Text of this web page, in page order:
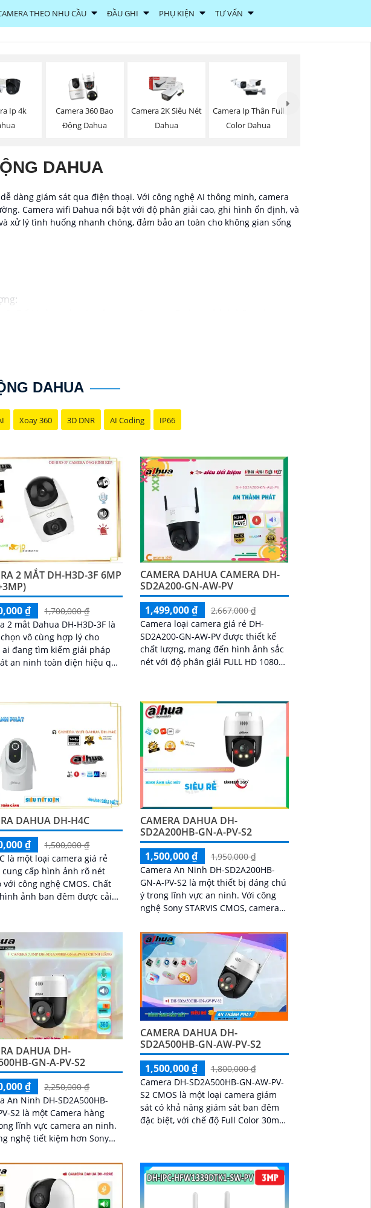
THEO NHU CẦU ĐẦU GHI PHỤ KIỆN TƯ VẤN
Ip 4k
Camera 360 Bao
Động Dahua
Camera 2K Siêu Nét
Dahua
Camera Ip Thân Full
Color Dahua
DAHUA
dàng giám sát qua điện thoại. Với công nghệ AI thông minh, camera
Camera wifi Dahua nổi bật với độ phân giải cao, ghi hình ổn định, và
lý tình huống nhanh chóng, đảm bảo an toàn cho không gian sống
của Camera Dahua có thể thay đổi tùy vào model và chức năng
được đánh giá cao với độ phân giải cao, tính năng thông minh
hãng, giá rẻ và chất lượng. Nếu bạn có thêm câu hỏi hoặc cần
DAHUA
Xoay 360 3D DNR AI Coding IP66
2 MẮT DH-H3D-3F 6MP
₫
1,700,000 ₫
2 mắt Dahua DH-H3D-3F là
vô cùng hợp lý cho
đang tìm kiếm giải pháp
an ninh toàn diện hiệu quả
cấp hình ảnh giám sát sắc
trợ ban đêm có màu, tích
và loa đàm thoại 2 chiều,
phát hiện phân biệt người
chính xác cao
CAMERA DAHUA CAMERA DH-
SD2A200-GN-AW-PV
1,499,000 ₫
2,667,000 ₫
Camera loại camera giá rẻ DH-
SD2A200-GN-AW-PV được thiết kế
chất lượng, mang đến hình ảnh sắc
nét với độ phân giải FULL HD 1080P.
DAHUA DH-H4C
₫
1,500,000 ₫
là một loại camera giá rẻ
cung cấp hình ảnh rõ nét
công nghệ CMOS. Chất
ảnh ban đêm được cải
trường thiếu sáng
CAMERA DAHUA DH-
SD2A200HB-GN-A-PV-S2
1,500,000 ₫
1,950,000 ₫
Camera An Ninh DH-SD2A200HB-
GN-A-PV-S2 là một thiết bị đáng chú
ý trong lĩnh vực an ninh. Với công
nghệ Sony STARVIS CMOS, camera
tuyệt vời ngay cả trong điều kiện
ánh sáng yếu
DAHUA DH-
GN-A-PV-S2
₫
2,250,000 ₫
An Ninh DH-SD2A500HB-
S2 là một Camera hàng
lĩnh vực camera an ninh.
nghệ tiết kiệm hơn Sony
ban đêm trong màu sắc
với khoảng cách lên đến
CAMERA DAHUA DH-
SD2A500HB-GN-AW-PV-S2
1,500,000 ₫
1,800,000 ₫
Camera DH-SD2A500HB-GN-AW-PV-
S2 CMOS là một loại camera giám
sát có khả năng giám sát ban đêm
đặc biệt, với chế độ Full Color 30m